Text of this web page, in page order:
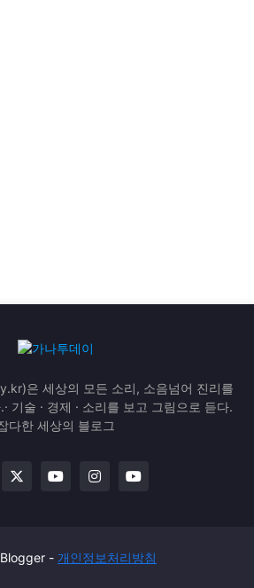
은 세상의 모든 소리, 소음넘어 진리를
기술 · 경제 · 소리를 보고 그림으로 듣다.
다한 세상의 블로그
- 개인정보처리방침